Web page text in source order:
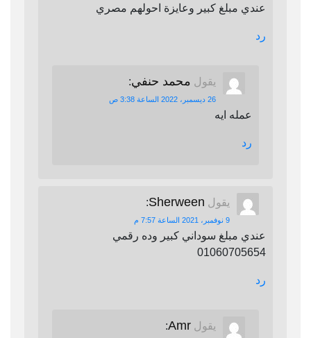
عندي مبلغ كبير وعايزة احولهم مصري
رد
يقول محمد حنفي:
26 ديسمبر، 2022 الساعة 3:38 ص
عمله ايه
رد
يقول Sherween
:
9 نوفمبر، 2021 الساعة 7:57 م
عندي مبلغ سوداني كبير وده رقمي
01060705654
رد
يقول Amr
: